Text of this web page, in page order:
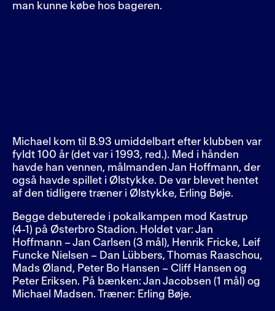
man kunne købe hos bageren.
Michael kom til B.93 umiddelbart efter klubben var
fyldt 100 år (det var i 1993, red.). Med i hånden
havde han vennen, målmanden Jan Hoffmann, der
også havde spillet i Ølstykke. De var blevet hentet
af den tidligere træner i Ølstykke, Erling Bøje.
Begge debuterede i pokalkampen mod Kastrup
(4-1) på Østerbro Stadion. Holdet var: Jan
Hoffmann – Jan Carlsen (3 mål), Henrik Fricke, Leif
Funcke Nielsen – Dan Lübbers, Thomas Raaschou,
Mads Øland, Peter Bo Hansen – Cliff Hansen og
Peter Eriksen. På bænken: Jan Jacobsen (1 mål) og
Michael Madsen. Træner: Erling Bøje.